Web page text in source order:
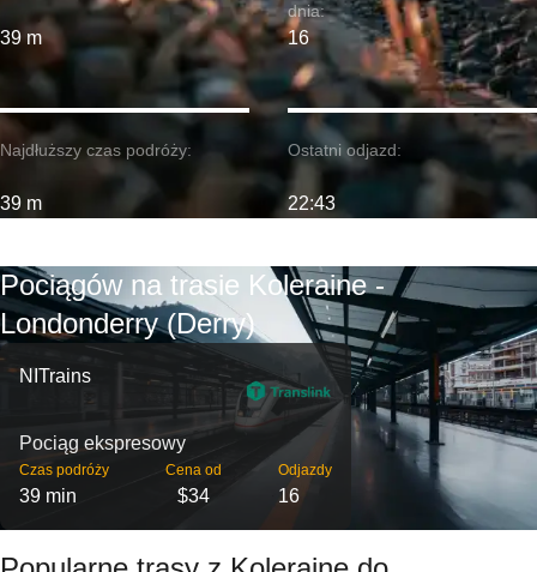
39 m
Najdłuższy czas podróży:
39 m
dnia:
16
Ostatni odjazd:
22:43
Pociągów na trasie Koleraine -
Londonderry (Derry)
NITrains
Pociąg ekspresowy
Czas podróży
39 min
Cena od
$34
Odjazdy
16